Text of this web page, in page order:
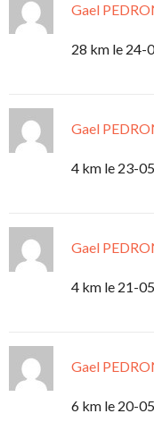
Gael
28 km le 24-
Gael
4 km le 23-
Gael
4 km le 21-
Gael
6 km le 20-